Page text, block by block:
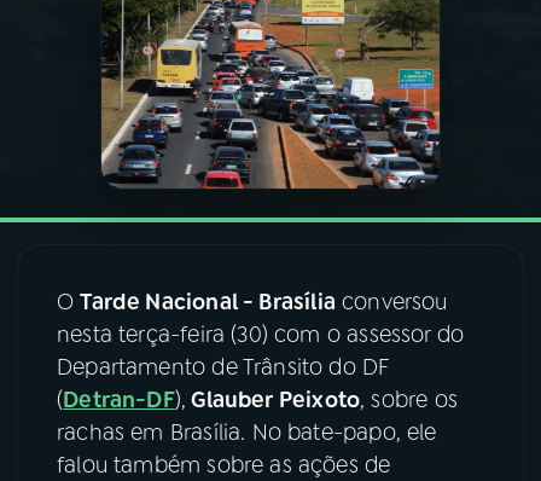
PROGRAMAS
PODCASTS
VIDEOCASTS
08FESTIVAL DE MÚSICA
ACOMPANHE A RÁDIO NACIONAL
YouTube Facebook
OTarde Nacional - Brasília conversou
nesta terça-feira (30) com o assessor do
Departamento de Trânsito do DF
(Detran-DF), Glauber Peixoto, sobre os
rachas em Brasília. No bate-papo, ele
falou também sobre as ações de